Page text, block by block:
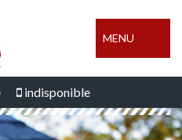
MENU
indisponible